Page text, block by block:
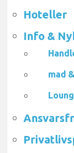
Hoteller
Info &
mad